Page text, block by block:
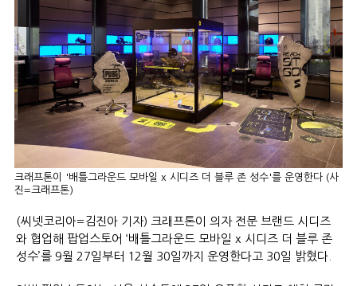
크래프톤이 '배틀그라운드 모바일 x 시디즈 더 블루 존 성수'를 운영한다 (사
진=크래프톤)
(씨넷코리아=김진아 기자) 크래프톤이 의자 전문 브랜드 시디즈
와 협업해 팝업스토어 ‘배틀그라운드 모바일 x 시디즈 더 블루 존
성수’를 9월 27일부터 12월 30일까지 운영한다고 30일 밝혔다.